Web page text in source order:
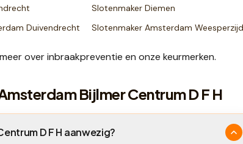
Slotenmaker Diemen
Duivendrecht Slotenmaker Amsterdam
overinbraakpreventie en onze keurmerken.
Bijlmer Centrum D F H
D F H aanwezig?